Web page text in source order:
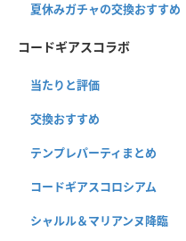
夏休みガチャの交換おすすめ
コードギアスコラボ
当たりと評価
交換おすすめ
テンプレパーティまとめ
コードギアスコロシアム
シャルル＆マリアンヌ降臨